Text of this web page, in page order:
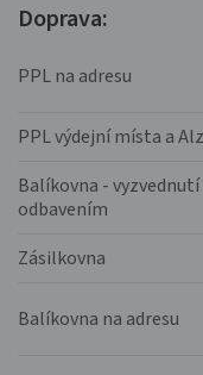
Doprava:
PPL na adresu
PPL výdejní místa a
Balíkovna -
odbavením
Zásilkovna
Balíkovna na adresu